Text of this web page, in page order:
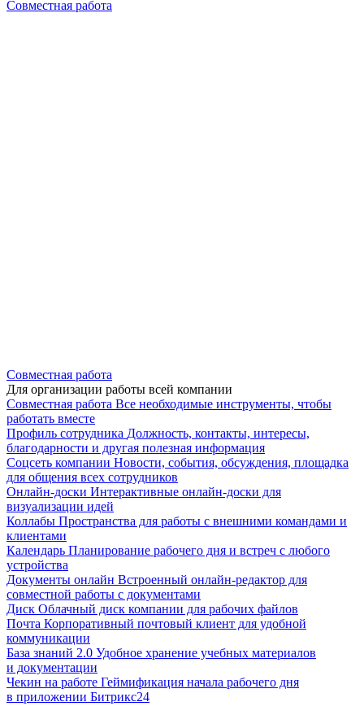
Совместная работа
Совместная работа
Для организации работы всей компании
Совместная работа Все необходимые инструменты, чтобы
работать вместе
Профиль сотрудника Должность, контакты, интересы,
благодарности и другая полезная информация
Соцсеть компании Новости, события, обсуждения, площадка
для общения всех сотрудников
Онлайн-доски Интерактивные онлайн-доски для
визуализации идей
Коллабы Пространства для работы с внешними командами и
клиентами
Календарь Планирование рабочего дня и встреч с любого
устройства
Документы онлайн Встроенный онлайн-редактор для
совместной работы с документами
Диск Облачный диск компании для рабочих файлов
Почта Корпоративный почтовый клиент для удобной
коммуникации
База знаний 2.0 Удобное хранение учебных материалов
и документации
Чекин на работе Геймификация начала рабочего дня
в приложении Битрикс24